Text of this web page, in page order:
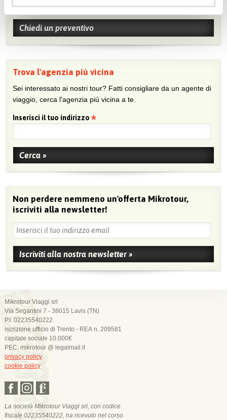
agente e vuoi collaborare con noi?
Chiedi un preventivo
Trova l'agenzia più vicina
Sei interessato ai nostri tour? Fatti consigliare da un agente di
viaggio, cerca l'agenzia più vicina a te.
Inserisci il tuo indirizzo
Non perdere nemmeno un'offerta Mikrotour,
iscriviti alla newsletter!
Mikrotour Viaggi srl
Via Segantini 7 - 38015 Lavis (TN)
P.I. 02235540222
iscrizione ufficio di Trento - REA n. 209581
capitale sociale 10.000€
PEC: mikrotour @ legalmail.it
privacy policy
cookie policy
La società Mikrotour Viaggi srl, con codice
fiscale 02235540222, ha ricevuto nel corso